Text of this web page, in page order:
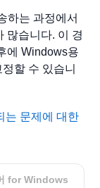
하는 과정에서
많습니다. 이 경
에 Windows용
할 수 있습니
는 문제에 대한
for Windows